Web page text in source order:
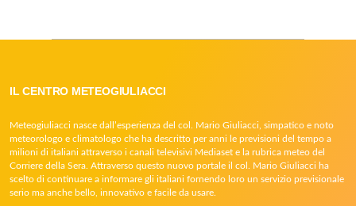
IL CENTRO METEOGIULIACCI
Meteogiuliacci nasce dall’esperienza del col. Mario Giuliacci, simpatico e noto
meteorologo e climatologo che ha descritto per anni le previsioni del tempo a
milioni di italiani attraverso i canali televisivi Mediaset e la rubrica meteo del
Corriere della Sera. Attraverso questo nuovo portale il col. Mario Giuliacci ha
scelto di continuare a informare gli italiani fornendo loro un servizio previsionale
serio ma anche bello, innovativo e facile da usare.